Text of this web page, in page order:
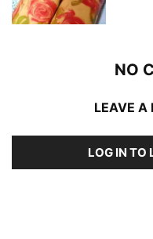
NO
LEAVE A
LOG IN TO